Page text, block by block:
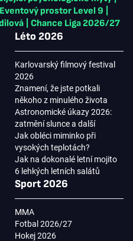
Eventový prostor Level 9
Chance Liga 2026/27
Léto 2026
Karlovarský filmový festival
2026
Znamení, že jste potkali
někoho z minulého života
Astronomické úkazy 2026:
zatmění slunce a další
Jak obléci miminko při
vysokých teplotách?
Jak na dokonalé letní mojito
6 lehkých letních salátů
Sport 2026
MMA
Fotbal 2026/27
Hokej 2026